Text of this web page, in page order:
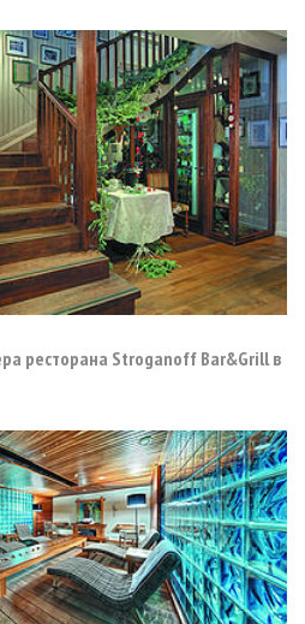
ресторана Stroganoff Bar&Grill в